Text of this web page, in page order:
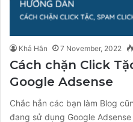
Khả Hân 7 November, 2022
Cách chặn Click
Google Adsense
Chắc hẳn các bạn làm Blog
đang sử dụng Google